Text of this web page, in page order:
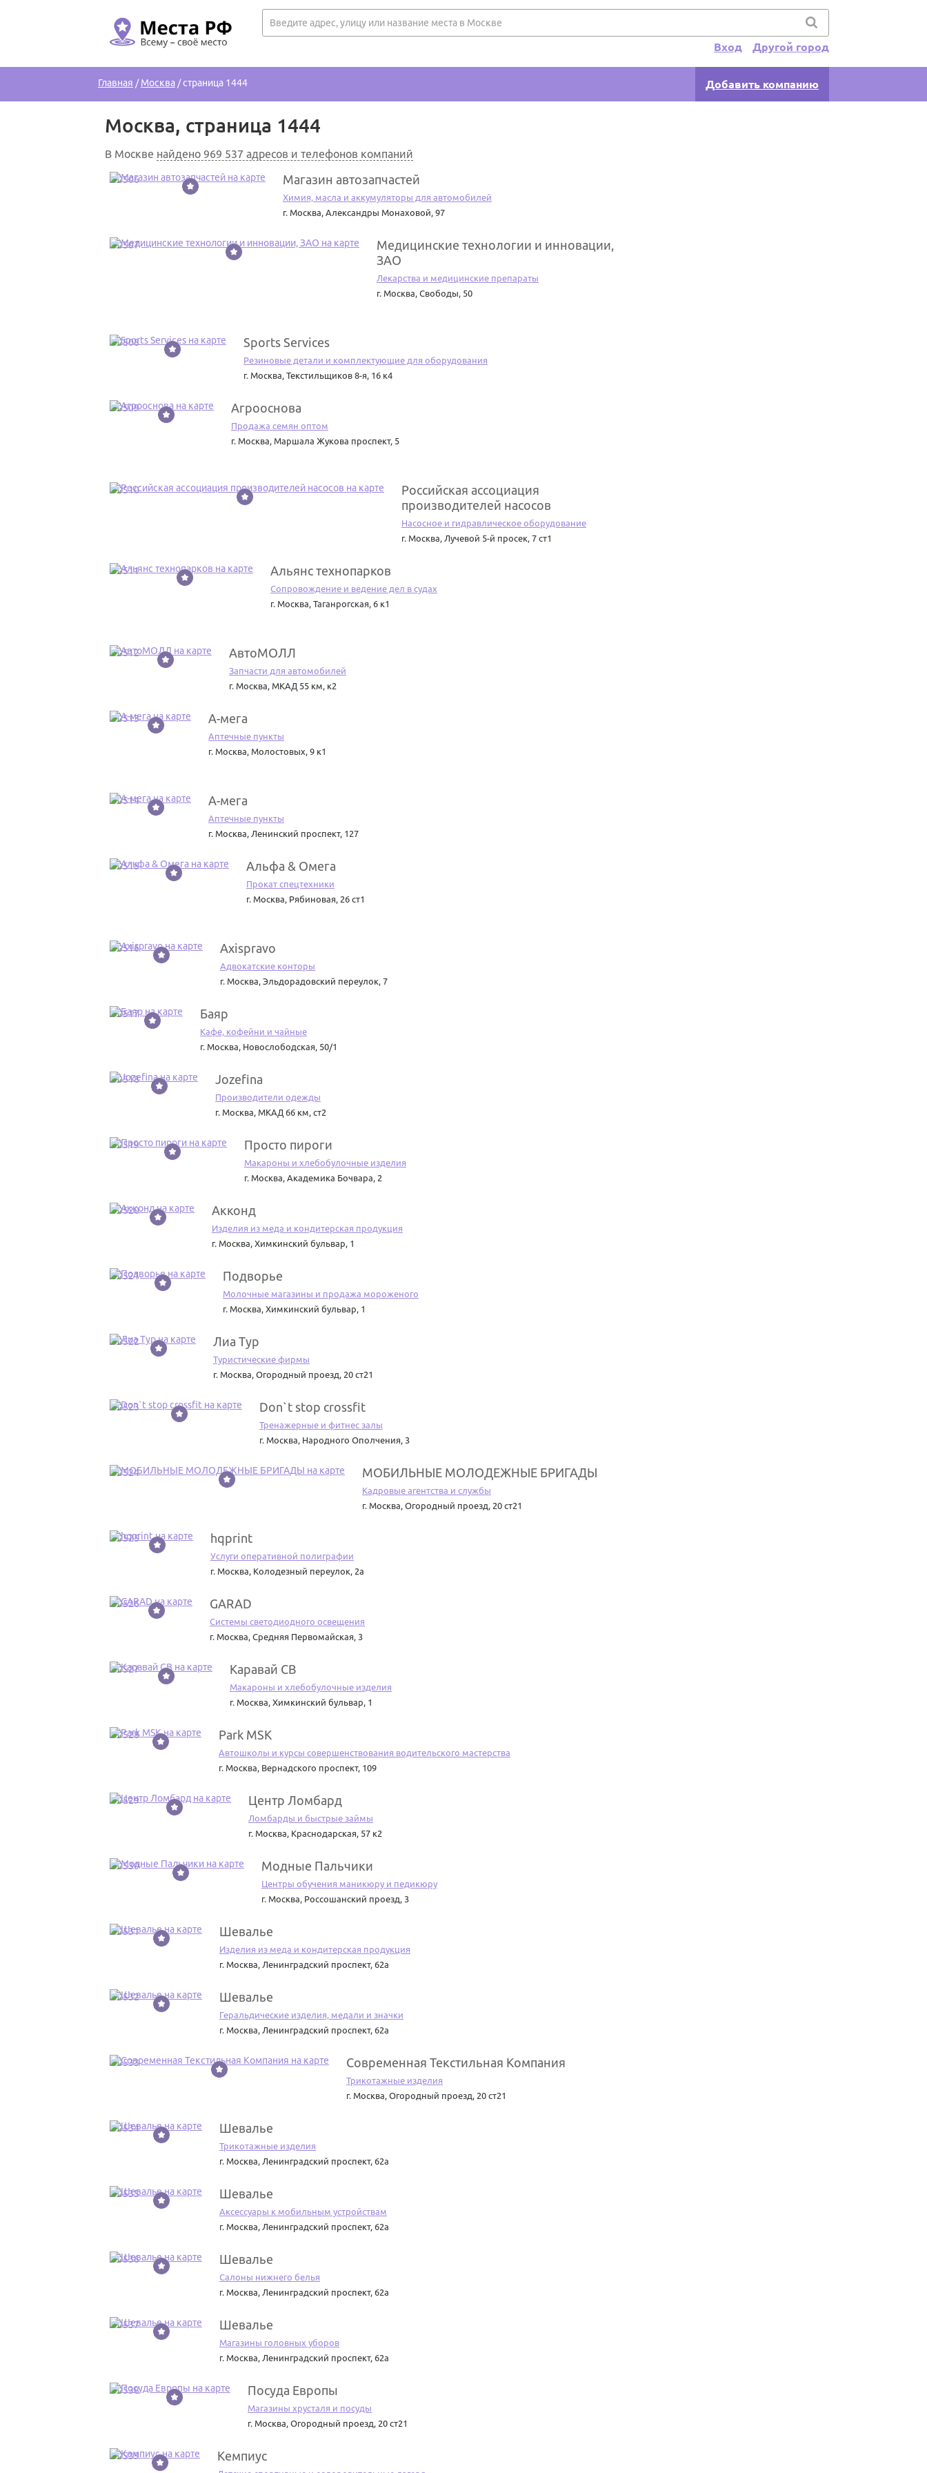
Другой город
Вход
Добавить компанию
Главная /Москва /страница 1444
Москва, страница 1444
В Москве найдено 969 537 адресов и телефонов компаний
50506 Магазин автозапчастей
Химия, масла и аккумуляторы для автомобилей
г. Москва, Александры Монаховой, 97
50507
Медицинские технологии и инновации,
ЗАО
Лекарства и медицинские препараты
г. Москва, Свободы, 50
50508 Sports Services
Резиновые детали и комплектующие для оборудования
г. Москва, Текстильщиков 8-я, 16 к4
50509 Агрооснова
Продажа семян оптом
г. Москва, Маршала Жукова проспект, 5
50510
Российская ассоциация
производителей насосов
Насосное и гидравлическое оборудование
г. Москва, Лучевой 5-й просек, 7 ст1
50511 Альянс технопарков
Сопровождение и ведение дел в судах
г. Москва, Таганрогская, 6 к1
50512 АвтоМОЛЛ
Запчасти для автомобилей
г. Москва, МКАД 55 км, к2
50513 А-мега
Аптечные пункты
г. Москва, Молостовых, 9 к1
50514 А-мега
Аптечные пункты
г. Москва, Ленинский проспект, 127
50515 Альфа & Омега
Прокат спецтехники
г. Москва, Рябиновая, 26 ст1
50516 Axispravo
Адвокатские конторы
г. Москва, Эльдорадовский переулок, 7
50517 Баяр
Кафе, кофейни и чайные
г. Москва, Новослободская, 50/1
50518 Jozefina
Производители одежды
г. Москва, МКАД 66 км, ст2
50519 Просто пироги
Макароны и хлебобулочные изделия
г. Москва, Академика Бочвара, 2
50520 Акконд
Изделия из меда и кондитерская продукция
г. Москва, Химкинский бульвар, 1
50521 Подворье
Молочные магазины и продажа мороженого
г. Москва, Химкинский бульвар, 1
50522 Лиа Тур
Туристические фирмы
г. Москва, Огородный проезд, 20 ст21
50523 Don`t stop crossfit
Тренажерные и фитнес залы
г. Москва, Народного Ополчения, 3
50524 МОБИЛЬНЫЕ МОЛОДЕЖНЫЕ БРИГАДЫ
Кадровые агентства и службы
г. Москва, Огородный проезд, 20 ст21
50525 hqprint
Услуги оперативной полиграфии
г. Москва, Колодезный переулок, 2а
50526 GARAD
Системы светодиодного освещения
г. Москва, Средняя Первомайская, 3
50527 Каравай СВ
Макароны и хлебобулочные изделия
г. Москва, Химкинский бульвар, 1
50528 Park MSK
Автошколы и курсы совершенствования водительского мастерства
г. Москва, Вернадского проспект, 109
50529 Центр Ломбард
Ломбарды и быстрые займы
г. Москва, Краснодарская, 57 к2
50530 Модные Пальчики
Центры обучения маникюру и педикюру
г. Москва, Россошанский проезд, 3
50531 Шевалье
Изделия из меда и кондитерская продукция
г. Москва, Ленинградский проспект, 62а
50532 Шевалье
Геральдические изделия, медали и значки
г. Москва, Ленинградский проспект, 62а
50533 Современная Текстильная Компания
Трикотажные изделия
г. Москва, Огородный проезд, 20 ст21
50534 Шевалье
Трикотажные изделия
г. Москва, Ленинградский проспект, 62а
50535 Шевалье
Аксессуары к мобильным устройствам
г. Москва, Ленинградский проспект, 62а
50536 Шевалье
Салоны нижнего белья
г. Москва, Ленинградский проспект, 62а
50537 Шевалье
Магазины головных уборов
г. Москва, Ленинградский проспект, 62а
50538 Посуда Европы
Магазины хрусталя и посуды
г. Москва, Огородный проезд, 20 ст21
50539 Кемпиус